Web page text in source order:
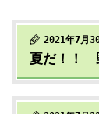
2021年7月
夏だ！！